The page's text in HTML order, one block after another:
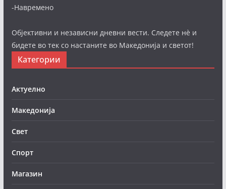
-Навремено
Објективни и независни дневни вести. Следете нè и
бидете во тек со настаните во Македонија и светот!
Категории
Актуелно
Македонија
Свет
Спорт
Магазин